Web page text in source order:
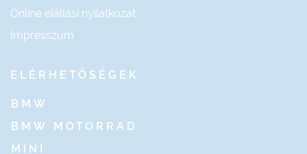
Online elállási nyilatkozat
Impresszum
ELÉRHETŐSÉGEK
BMW
BMW MOTORRAD
MINI